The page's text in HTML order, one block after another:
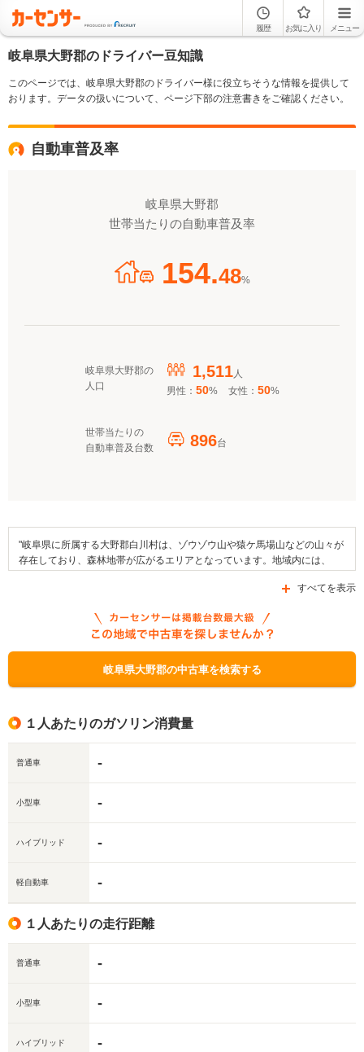
履歴 お気に入り メニュー
岐阜県大野郡のドライバー豆知識
このページでは、岐阜県大野郡のドライバー様に役立ちそうな情報を提供して
おります。データの扱いについて、ページ下部の注意書きをご確認ください。
自動車普及率
岐阜県大野郡
世帯当たりの自動車普及率
154.48%
岐阜県大野郡の
人口
1,511人
男性： 50% 女性： 50%
世帯当たりの
自動車普及台数
896台
"岐阜県に所属する大野郡白川村は、ゾウゾウ山や猿ケ馬場山などの山々が
存在しており、森林地帯が広がるエリアとなっています。地域内には、
郷」などが存在しています。この地域では例年、白川郷田植えまつりやど
地域の名産品としては、きくらげや手づきとちもちなどが知られていま
す。交通面では国道156号線や国道360号線あるいは、県道451号線といっ
た道路が区域内を通っています。なお、この村においては「岐阜県中小企
業資金融資制度新エネルギー支援資金」、「クリーンエネルギー自動車導
すべてを表示
岐阜県大野郡の中古車を検索する
１人あたりのガソリン消費量
普通車 -
小型車 -
ハイブリッド -
軽自動車 -
１人あたりの走行距離
普通車 -
小型車 -
ハイブリッド -